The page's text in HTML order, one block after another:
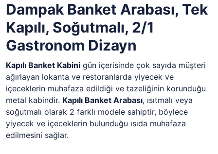
Dampak Banket Arabası, Tek
Kapılı, Soğutmalı, 2/1
Gastronom Dizayn
Kapılı Banket Kabini gün içerisinde çok sayıda müşteri
ağırlayan lokanta ve restoranlarda yiyecek ve
içeceklerin muhafaza edildiği ve tazeliğinin korunduğu
metal kabindir. Kapılı Banket Arabası, ısıtmalı veya
soğutmalı olarak 2 farklı modele sahiptir, böylece
yiyecek ve içeceklerin bulunduğu ısıda muhafaza
edilmesini sağlar.